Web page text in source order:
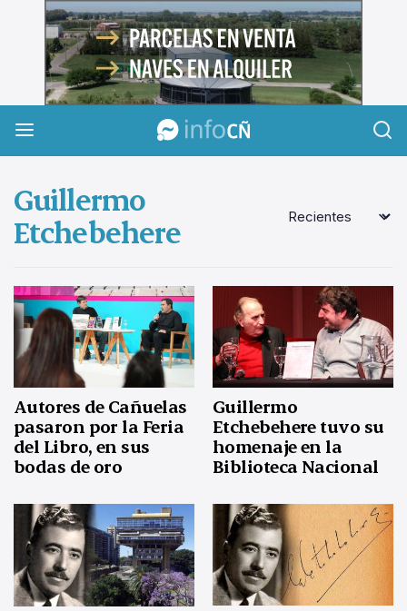
InfoCañuelas
Guillermo
Etchebehere
Autores de Cañuelas
pasaron por la Feria
del Libro, en sus
bodas de oro
Guillermo
Etchebehere tuvo su
homenaje en la
Biblioteca Nacional